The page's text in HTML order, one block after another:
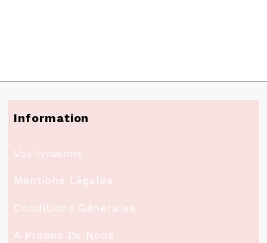
Information
Vos livraisons
Mentions Légales
Conditions Générales
A Propos De Nous